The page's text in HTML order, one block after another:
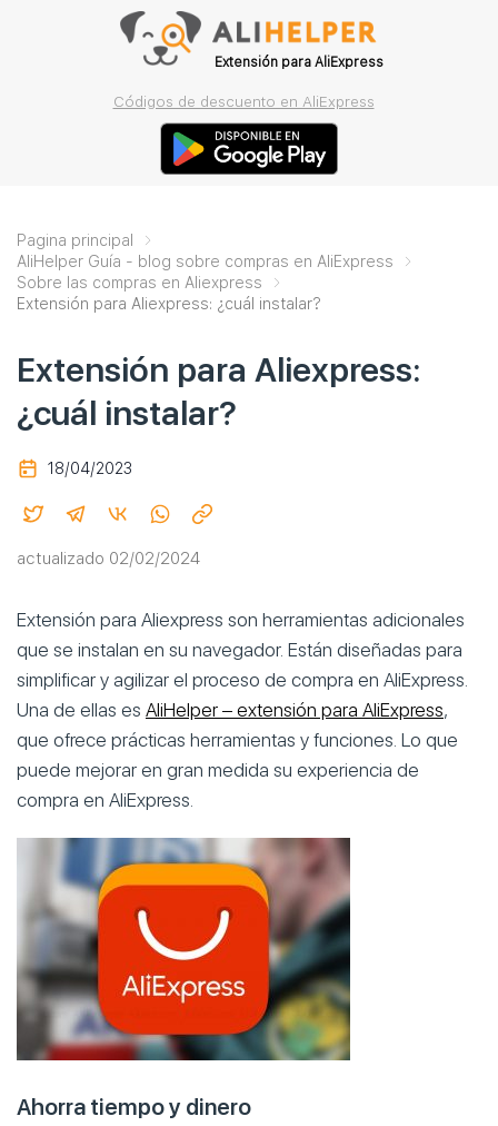
Extensión para AliExpress
Códigos de descuento en AliExpress
Pagina principal
AliHelper Guía - blog sobre compras en AliExpress
Sobre las compras en Aliexpress
Extensión para Aliexpress: ¿cuál instalar?
Extensión para Aliexpress:
¿cuál instalar?
18/04/2023
actualizado 02/02/2024
Extensión para Aliexpress son herramientas adicionales
que se instalan en su navegador. Están diseñadas para
simplificar y agilizar el proceso de compra en AliExpress.
Una de ellas es AliHelper – extensión para AliExpress,
que ofrece prácticas herramientas y funciones. Lo que
puede mejorar en gran medida su experiencia de
compra en AliExpress.
Ahorra tiempo y dinero